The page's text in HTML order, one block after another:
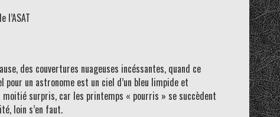
des couvertures nuageuses incéssantes, quand ce
un astronome est un ciel d’un bleu limpide et
moitié surpris, car les printemps « pourris » se succèdent
loin s’en faut.